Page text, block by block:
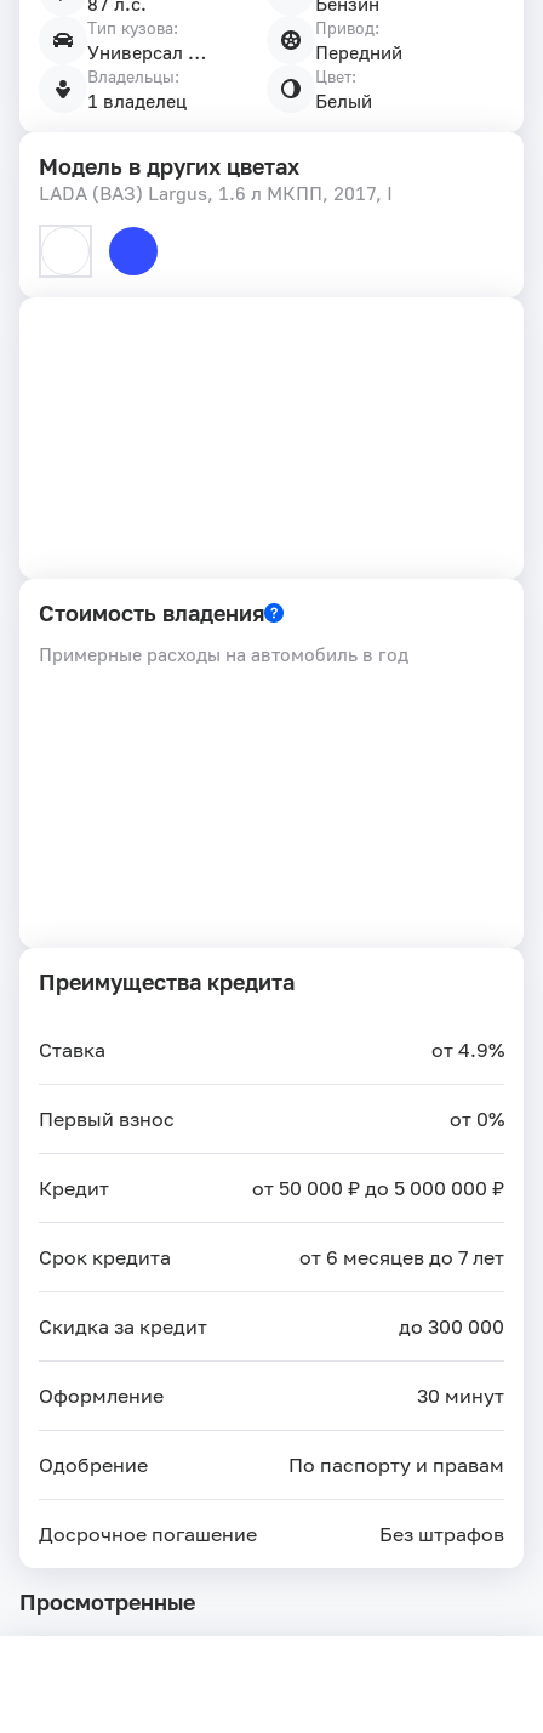
Тип кузова:
Универсал 5 дв.
Привод:
Передний
Владельцы:
1 владелец
Цвет:
Белый
Модель в других цветах
LADA (ВАЗ) Largus, 1.6 л МКПП, 2017, I
Стоимость владения
Примерные расходы на автомобиль в год
Преимущества кредита
Ставка от 4.9%
Первый взнос от 0%
Кредит от 50 000 ₽ до 5 000 000 ₽
Срок кредита от 6 месяцев до 7 лет
Скидка за кредит до 300 000
Оформление 30 минут
Одобрение По паспорту и правам
Досрочное погашение Без штрафов
Просмотренные